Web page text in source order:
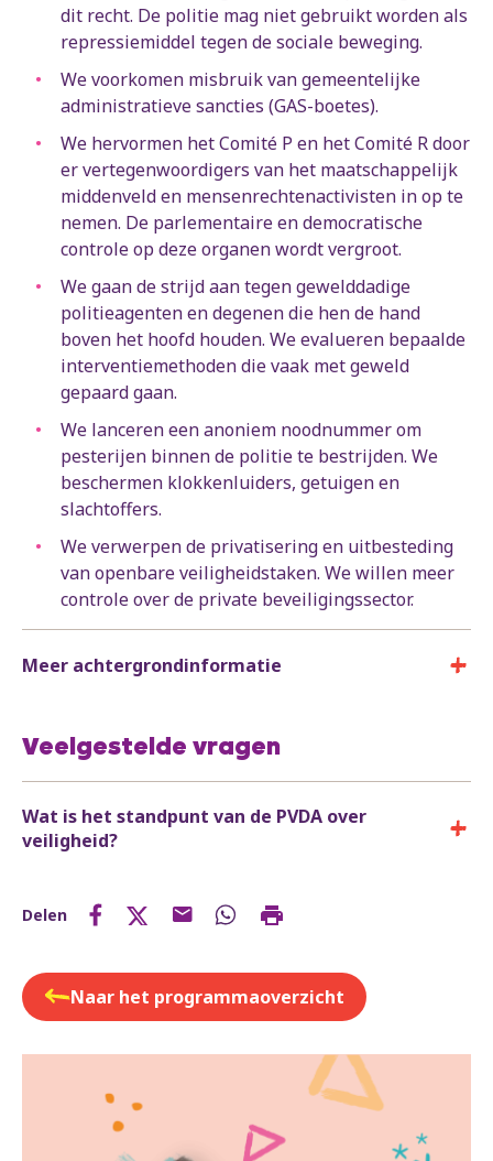
dit recht. De politie mag niet gebruikt worden als
repressiemiddel tegen de sociale beweging.
We voorkomen misbruik van gemeentelijke
administratieve sancties (GAS-boetes).
We hervormen het Comité P en het Comité R door
er vertegenwoordigers van het maatschappelijk
middenveld en mensenrechtenactivisten in op te
nemen. De parlementaire en democratische
controle op deze organen wordt vergroot.
We gaan de strijd aan tegen gewelddadige
politieagenten en degenen die hen de hand
boven het hoofd houden. We evalueren bepaalde
interventiemethoden die vaak met geweld
gepaard gaan.
We lanceren een anoniem noodnummer om
pesterijen binnen de politie te bestrijden. We
beschermen klokkenluiders, getuigen en
slachtoffers.
We verwerpen de privatisering en uitbesteding
van openbare veiligheidstaken. We willen meer
controle over de private beveiligingssector.
Meer achtergrondinformatie
Veelgestelde vragen
Wat is het standpunt van de PVDA over
veiligheid?
Delen
Naar het programmaoverzicht